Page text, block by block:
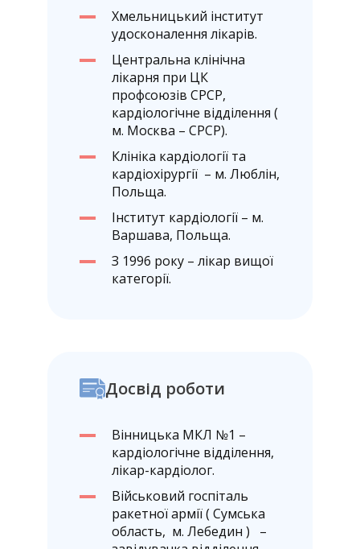
Хмельницький інститут
удосконалення лікарів.
Центральна клінічна
лікарня при ЦК
профсоюзів СРСР,
кардіологічне відділення (
м. Москва – СРСР).
Клініка кардіології та
кардіохірургії – м. Люблін,
Польща.
Інститут кардіології – м.
Варшава, Польща.
З 1996 року – лікар вищої
категорії.
Досвід роботи
Вінницька МКЛ №1 –
кардіологічне відділення,
лікар-кардіолог.
Військовий госпіталь
ракетної армії ( Сумська
область, м. Лебедин ) –